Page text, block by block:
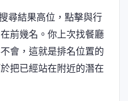
尋結果高位，點擊與行
前幾名。你上次找餐廳
會，這就是排名位置的
把已經站在附近的潛在